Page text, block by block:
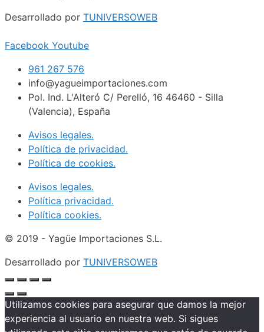
Desarrollado por TUNIVERSOWEB
Facebook Youtube
961 267 576
info@yagueimportaciones.com
Pol. Ind. L'Alteró C/ Perelló, 16 46460 - Silla
(Valencia), España
Avisos legales.
Política de privacidad.
Política de cookies.
Avisos legales.
Política privacidad.
Política cookies.
© 2019 - Yagüe Importaciones S.L.
Desarrollado por TUNIVERSOWEB
Utilizamos cookies para asegurar que damos la mejor
experiencia al usuario en nuestra web. Si sigues